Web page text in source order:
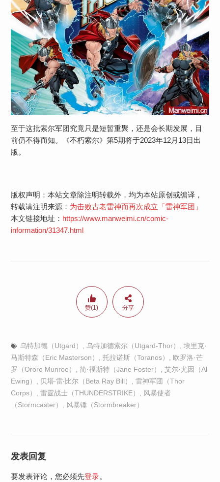
至于这批索尔军团究竟只是短暂重聚，还是会长期发展，目
前仍不得而知。《不朽索尔》第5期将于2023年12月13日出
版。
版权声明：本站文章除注明转载外，均为本站原创或编译，
转载请注明来源： 为击败古老雷神而再次成立「雷神军团」
本文链接地址： https://www.manweimi.cn/comic-
information/31347.html
赞(1) 分享
乌特加德（Utgard） 乌特加德索尔（Utgard-Thor）
埃里克·
马斯特森（Eric Masterson）
托拉诺斯（Toranos）
欧罗洛·芒
罗（Ororo Munroe）
简·福斯特（Jane Foster）
艾尔·尤因（Al
Ewing）
贝塔‧雷‧比尔（Beta Ray Bill）
雷神军团（Thor
Corps）
雷霆战士（THUNDERSTRIKE）
风暴使者
（Stormcaster）
风暴锤（Stormbreaker）
发表回复
要发表评论，您必须先登录。